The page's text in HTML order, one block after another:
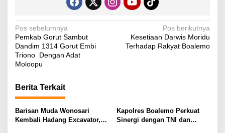
N
a
v
g
a
s
Pos sebelumnya
Pemkab Gorut Sambut
Dandim 1314 Gorut Embi
Triono Dengan Adat
Moloopu
Pos berikutnya
Kesetiaan Darwis Moridu
Terhadap Rakyat Boalemo
Berita Terkait
Barisan Muda Wonosari
Kembali Hadang Excavator,
Kapolres Boalemo Perkuat
Sinergi dengan TNI dan